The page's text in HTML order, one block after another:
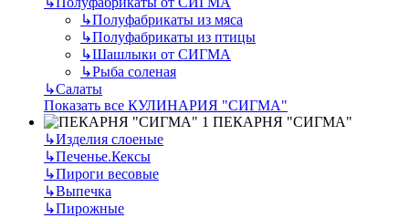
↳Полуфабрикаты из мяса
↳Полуфабрикаты из птицы
↳Шашлыки от СИГМА
↳Рыба соленая
↳Салаты
Показать все КУЛИНАРИЯ "СИГМА"
ПЕКАРНЯ "СИГМА"
↳Изделия слоеные
↳Печенье.Кексы
↳Пироги весовые
↳Выпечка
↳Пирожные